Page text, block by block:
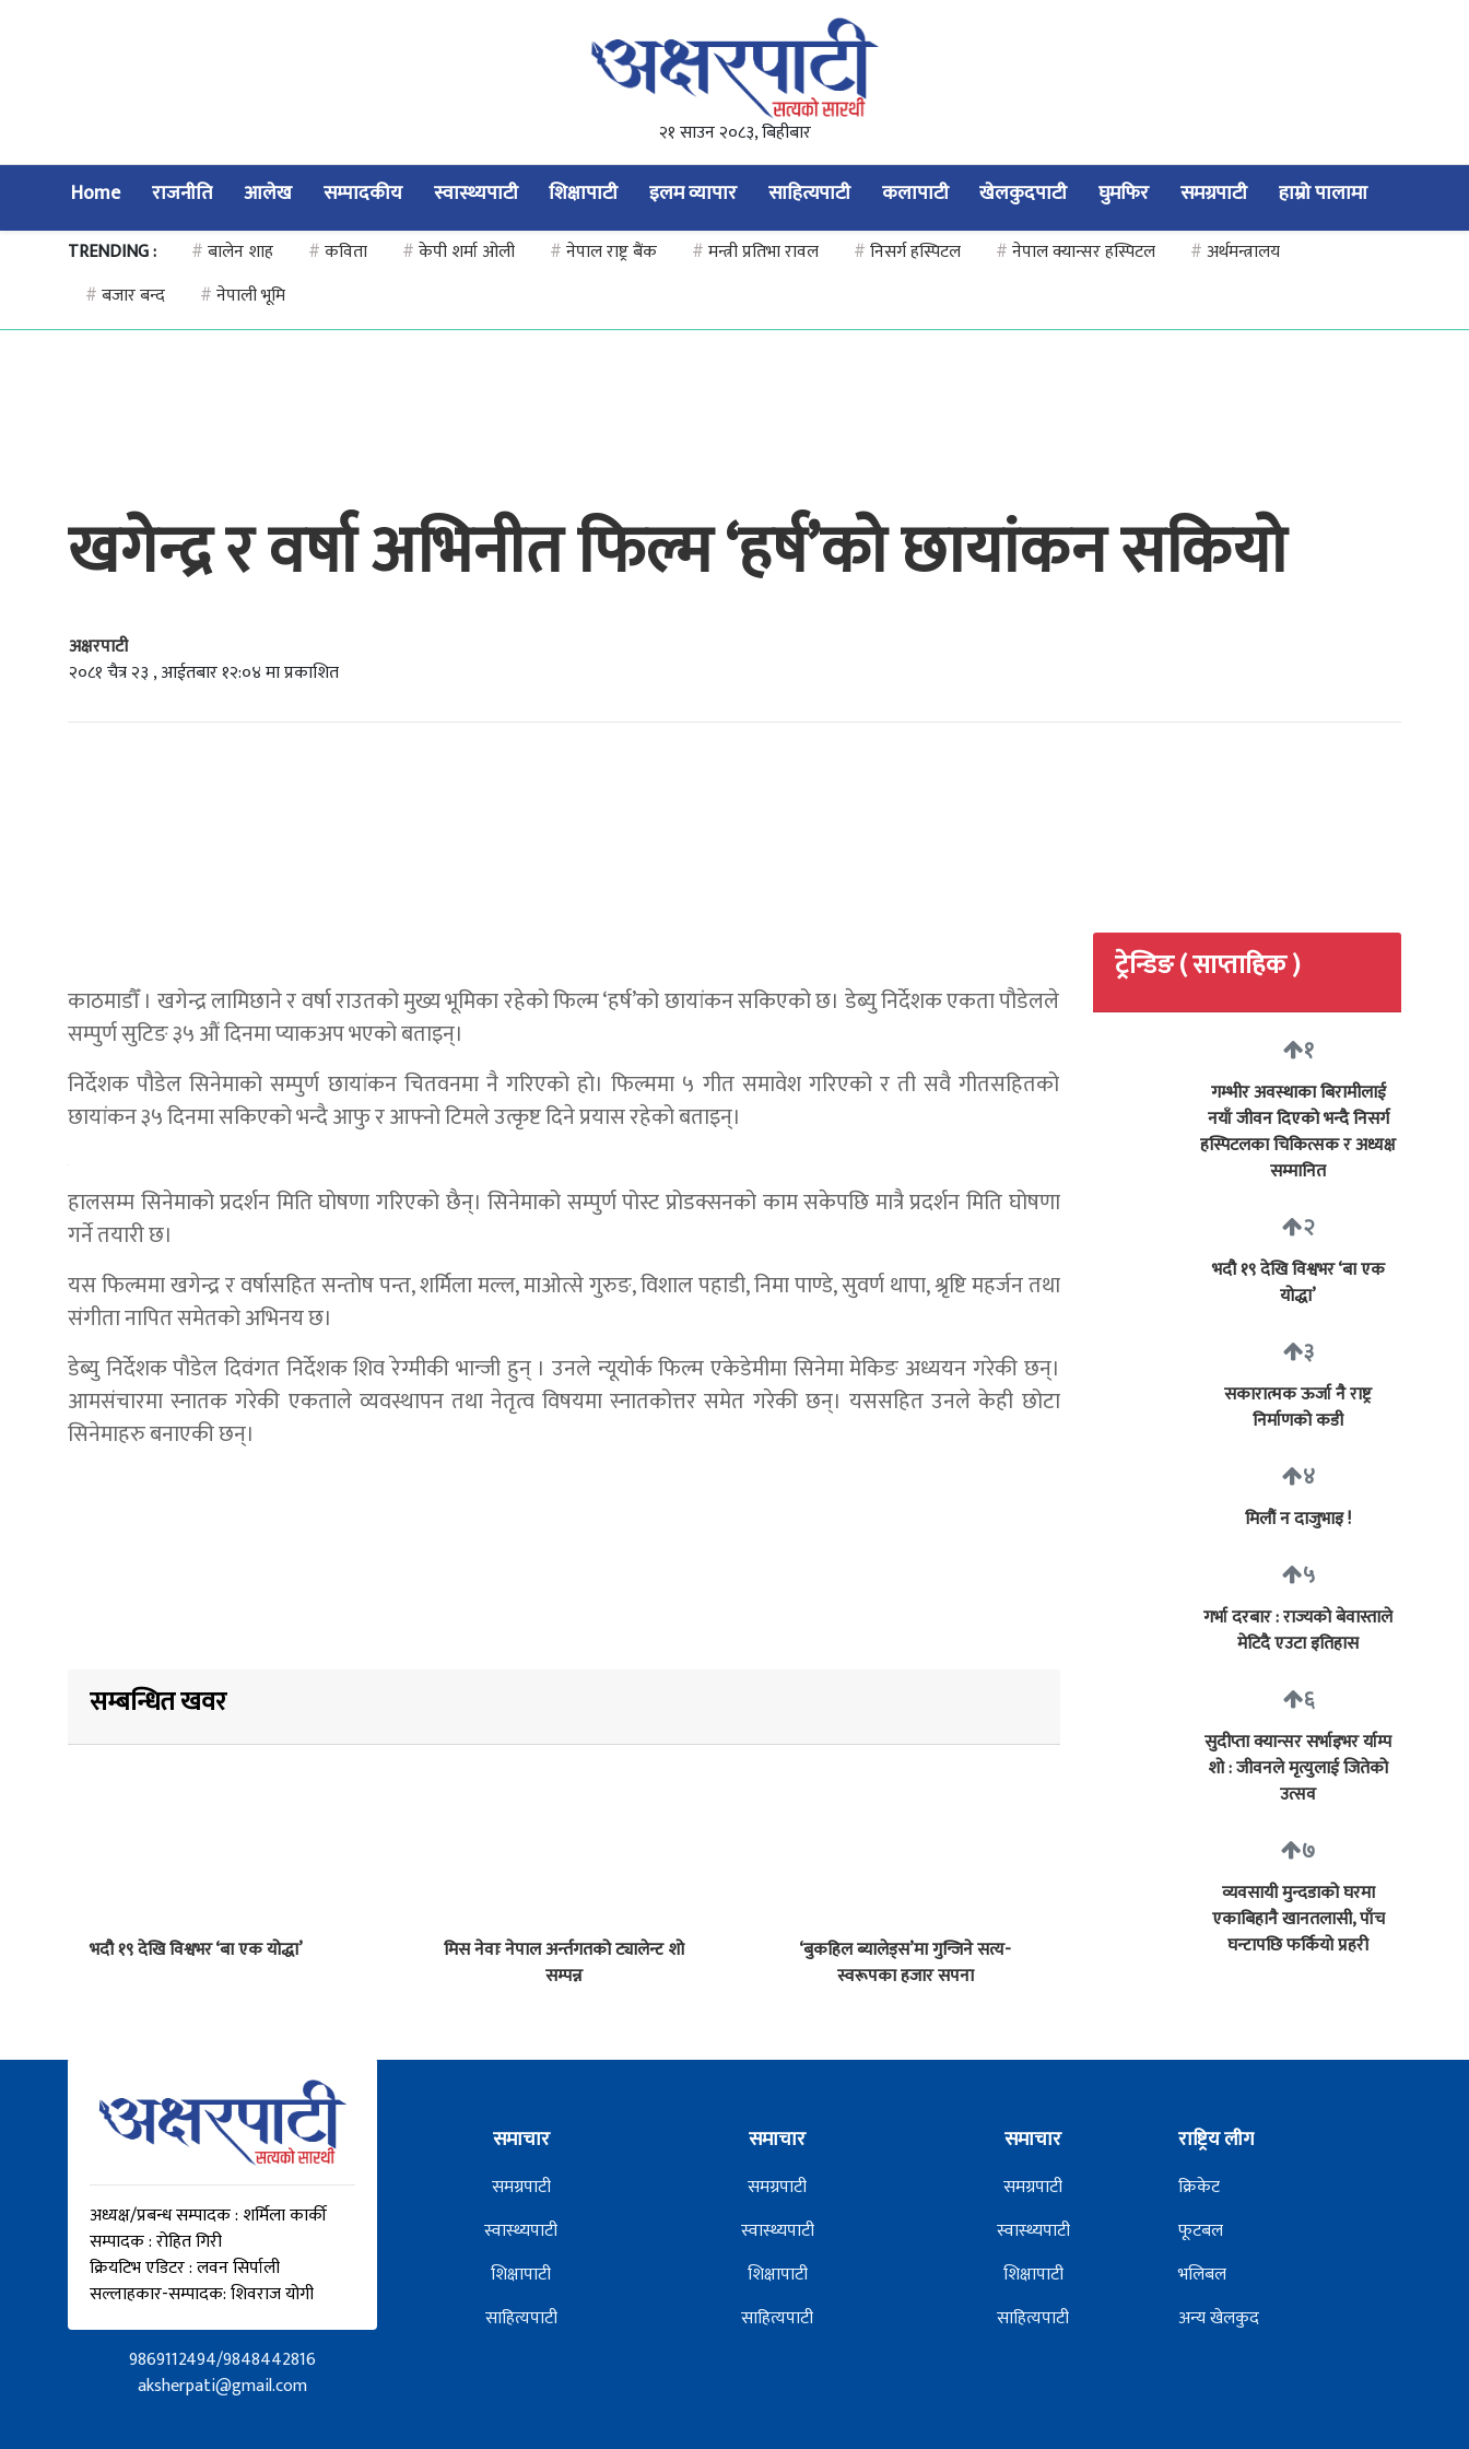
२१ साउन २०८३, बिहीबार
Home राजनीति आलेख सम्पादकीय स्वास्थ्यपाटी शिक्षापाटी इलम व्यापार साहित्यपाटी कलापाटी खेलकुदपाटी घुमफिर समग्रपाटी हाम्रो पालामा
TRENDING : #बालेन शाह #कविता #केपी शर्मा ओली #नेपाल राष्ट्र बैंक #मन्त्री प्रतिभा रावल #निसर्ग हस्पिटल #नेपाल क्यान्सर हस्पिटल #अर्थमन्त्रालय
#बजार बन्द #नेपाली भूमि
खगेन्द्र र वर्षा अभिनीत फिल्म ‘हर्ष’को छायांकन सकियो
अक्षरपाटी
२०८१ चैत्र २३ , आईतबार १२:०४ मा प्रकाशित
काठमाडौँ । खगेन्द्र लामिछाने र वर्षा राउतको मुख्य भूमिका रहेको फिल्म ‘हर्ष’को छायांकन सकिएको छ। डेब्यु निर्देशक एकता पौडेलले
सम्पुर्ण सुटिङ ३५ औं दिनमा प्याकअप भएको बताइन्।
निर्देशक पौडेल सिनेमाको सम्पुर्ण छायांकन चितवनमा नै गरिएको हो। फिल्ममा ५ गीत समावेश गरिएको र ती सवै गीतसहितको
छायांकन ३५ दिनमा सकिएको भन्दै आफु र आफ्नो टिमले उत्कृष्ट दिने प्रयास रहेको बताइन्।
हालसम्म सिनेमाको प्रदर्शन मिति घोषणा गरिएको छैन्। सिनेमाको सम्पुर्ण पोस्ट प्रोडक्सनको काम सकेपछि मात्रै प्रदर्शन मिति घोषणा
गर्ने तयारी छ।
यस फिल्ममा खगेन्द्र र वर्षासहित सन्तोष पन्त, शर्मिला मल्ल, माओत्से गुरुङ, विशाल पहाडी, निमा पाण्डे, सुवर्ण थापा, श्रृष्टि महर्जन तथा
संगीता नापित समेतको अभिनय छ।
डेब्यु निर्देशक पौडेल दिवंगत निर्देशक शिव रेग्मीकी भान्जी हुन् । उनले न्यूयोर्क फिल्म एकेडेमीमा सिनेमा मेकिङ अध्ययन गरेकी छन्।
आमसंचारमा स्नातक गरेकी एकताले व्यवस्थापन तथा नेतृत्व विषयमा स्नातकोत्तर समेत गरेकी छन्। यससहित उनले केही छोटा
सिनेमाहरु बनाएकी छन्।
सम्बन्धित खवर
भदौ १९ देखि विश्वभर ‘बा एक योद्धा’
मिस नेवाः नेपाल अर्न्तगतको ट्यालेन्ट शो
सम्पन्न
‘बुकहिल ब्यालेड्स’मा गुन्जिने सत्य-
स्वरूपका हजार सपना
ट्रेन्डिङ ( साप्ताहिक )
१
गम्भीर अवस्थाका बिरामीलाई
नयाँ जीवन दिएको भन्दै निसर्ग
हस्पिटलका चिकित्सक र अध्यक्ष
सम्मानित
२
भदौ १९ देखि विश्वभर ‘बा एक
योद्धा’
३
सकारात्मक ऊर्जा नै राष्ट्र
निर्माणको कडी
४
मिलौं न दाजुभाइ !
५
गर्भा दरबार : राज्यको बेवास्ताले
मेटिदै एउटा इतिहास
६
सुदीप्ता क्यान्सर सर्भाइभर र्याम्प
शो : जीवनले मृत्युलाई जितेको
उत्सव
७
व्यवसायी मुन्दडाको घरमा
एकाबिहानै खानतलासी, पाँच
घन्टापछि फर्कियो प्रहरी
अध्यक्ष/प्रबन्ध सम्पादक : शर्मिला कार्की
सम्पादक : रोहित गिरी
क्रियटिभ एडिटर : लवन सिर्पाली
सल्लाहकार-सम्पादक: शिवराज योगी
9869112494/9848442816
aksherpati@gmail.com
समाचार
समग्रपाटी
स्वास्थ्यपाटी
शिक्षापाटी
साहित्यपाटी
समाचार
समग्रपाटी
स्वास्थ्यपाटी
शिक्षापाटी
साहित्यपाटी
समाचार
समग्रपाटी
स्वास्थ्यपाटी
शिक्षापाटी
साहित्यपाटी
राष्ट्रिय लीग
क्रिकेट
फूटबल
भलिबल
अन्य खेलकुद